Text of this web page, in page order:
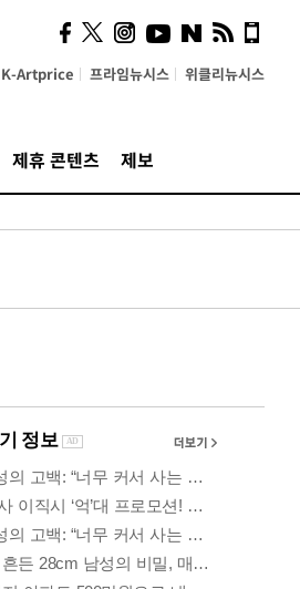
K-Artprice 프라임뉴시스 위클리뉴시스
제휴 콘텐츠 제보
시, 스마트폰 액세서리에
NFC 더했다